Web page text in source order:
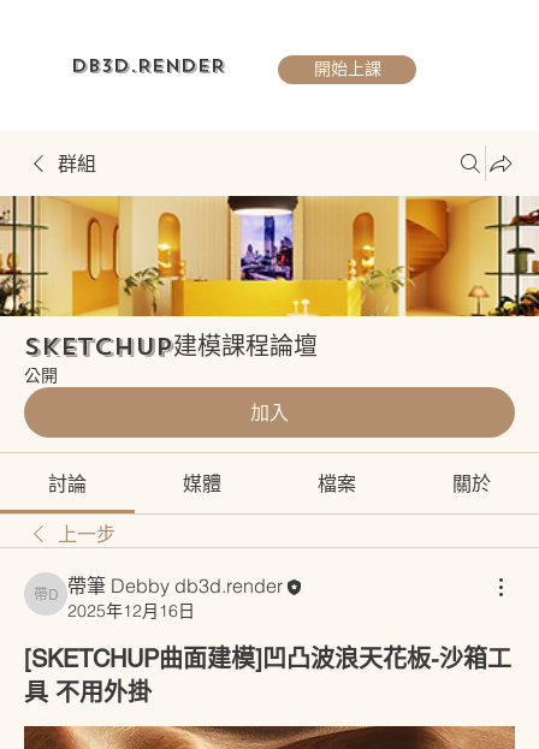
DB3D.RENDER 開始上課
群組
Sketchup建模課程論壇
公開
加入
討論 媒體 檔案 關於
上一步
帶筆 Debby db3d.render
帶筆 Debby db3d.render
2025年12月16日
[SKETCHUP曲面建模]凹凸波浪天花板-沙箱工
具 不用外掛